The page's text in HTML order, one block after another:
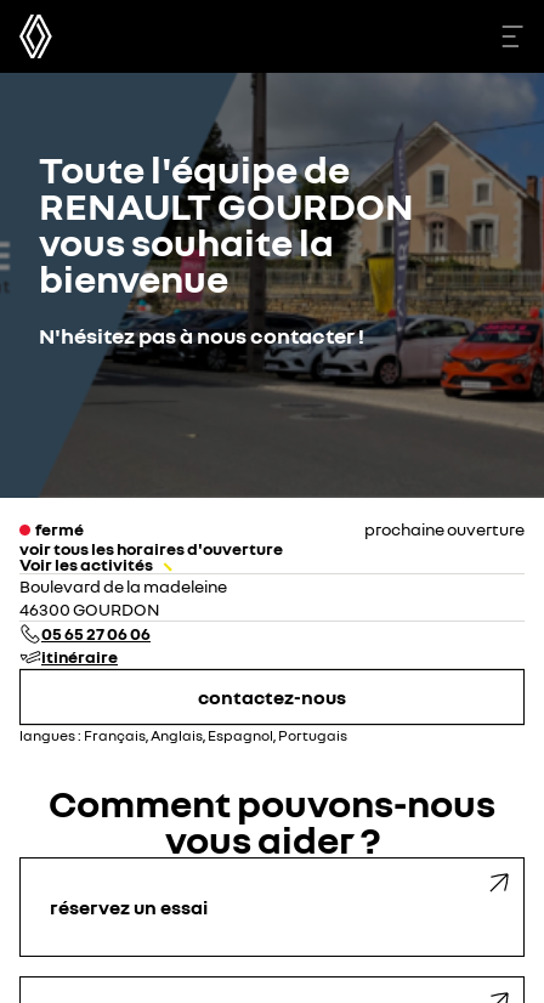
Toute l'équipe de
RENAULT GOURDON
vous souhaite la
bienvenue
N'hésitez pas à nous contacter !
fermé
prochaine ouverture
voir tous les horaires d'ouverture
lundi
mardi
mercredi
jeudi
vendredi
Voir les activités
Boulevard de la madeleine
46300 GOURDON
05 65 27 06 06
itinéraire
contactez-nous
langues : Français, Anglais, Espagnol, Portugais
Comment pouvons-nous
vous aider ?
réservez un essai